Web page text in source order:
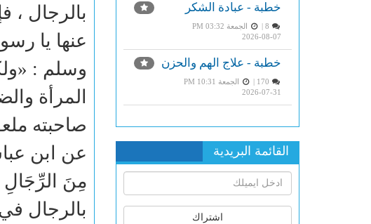
خطبة - عبادة الشكر
الجمعة PM 03:32
2026-08-07
خطبة - علاج الهم والحزن
الجمعة PM 10:31
2026-07-31
القائمة البريدية
اشتراك
بالرجال ،
عنها يا
وسلم :
المرأة
عن ابن
مِنَ الرِّجَالِ
بالرجال